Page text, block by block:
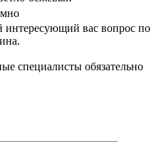
интересующий вас вопрос по
специалисты обязательно